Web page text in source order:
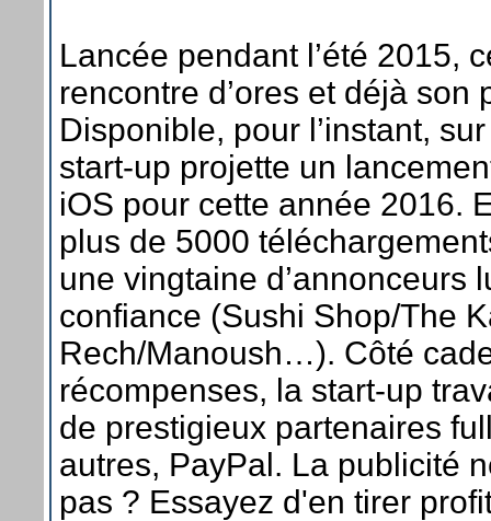
Lancée pendant l’été 2015,
rencontre d’ores et déjà son
Disponible, pour l’instant,
start-up projette un
iOS pour cette année 2016.
plus de 5000
une vingtaine d’annonceurs
confiance (Sushi Shop/The
Rech/Manoush…). Côté
récompenses, la start-up
de prestigieux partenaires
autres, PayPal. La publicité
pas ? Essayez d'en tirer